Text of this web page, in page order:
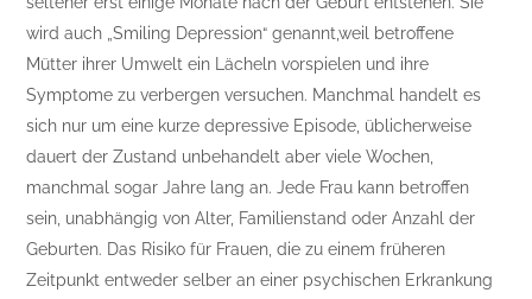
wird auch „Smiling Depression“ genannt,weil betroffene
Mütter ihrer Umwelt ein Lächeln vorspielen und ihre
Symptome zu verbergen versuchen. Manchmal handelt es
sich nur um eine kurze depressive Episode, üblicherweise
dauert der Zustand unbehandelt aber viele Wochen,
manchmal sogar Jahre lang an. Jede Frau kann betroffen
sein, unabhängig von Alter, Familienstand oder Anzahl der
Geburten. Das Risiko für Frauen, die zu einem früheren
Zeitpunkt entweder selber an einer psychischen Erkrankung